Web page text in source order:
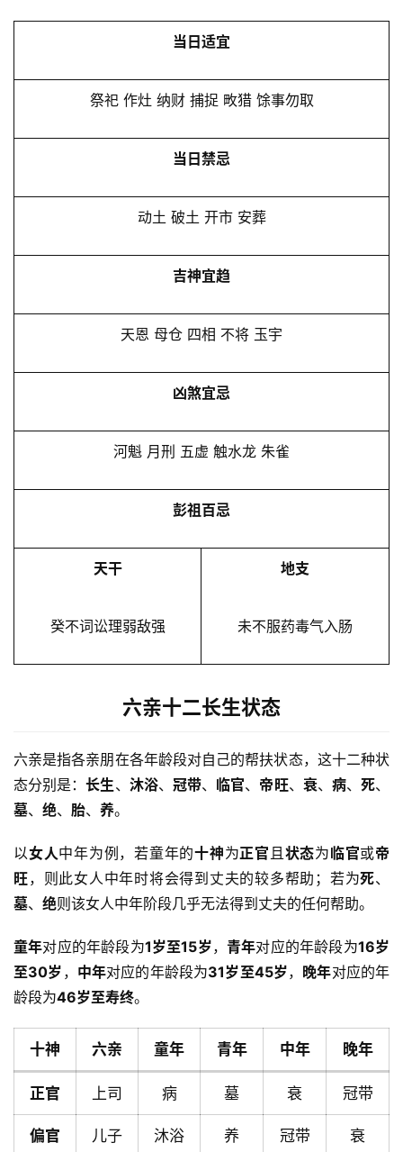
当日适宜
祭祀 作灶 纳财 捕捉 畋猎 馀事勿取
当日禁忌
动土 破土 开市 安葬
吉神宜趋
天恩 母仓 四相 不将 玉宇
凶煞宜忌
河魁 月刑 五虚 触水龙 朱雀
彭祖百忌
天干
癸不词讼理弱敌强
地支
未不服药毒气入肠
六亲十二长生状态
六亲是指各亲朋在各年龄段对自己的帮扶状态，这十二种状
态分别是：长生、 沐浴、 冠带、 临官、 帝旺、 衰、 病、死、
墓、 绝、 胎、 养。
以女人中年为例，若童年的十神为正官且状态为临官或帝
旺，则此女人中年时将会得到丈夫的较多帮助；若为死、
墓、 绝则该女人中年阶段几乎无法得到丈夫的任何帮助。
童年对应的年龄段为1岁至15岁，青年对应的年龄段为16岁
至30岁 ， 中年对应的年龄段为31岁至45岁， 晚年对应的年
龄段为46岁至寿终。
十神 六亲 童年 青年 中年 晚年
正官 上司 病 墓 衰 冠带
偏官 儿子 沐浴 养 冠带 衰